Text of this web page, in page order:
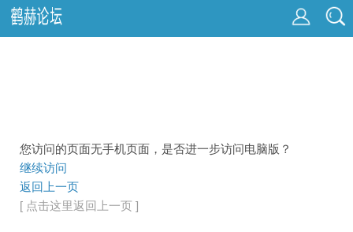
您访问的页面无手机页面，是否进一步访问电脑版？
继续访问
返回上一页
[ 点击这里返回上一页 ]